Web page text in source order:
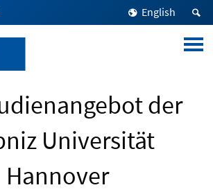
English
der
Universität
Hannover